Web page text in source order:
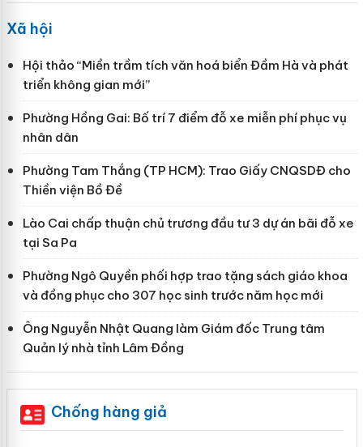
Xã hội
Hội thảo “Miền trầm tích văn hoá biển Đầm Hà và phát
triển không gian mới”
Phường Hồng Gai: Bố trí 7 điểm đỗ xe miễn phí phục vụ
nhân dân
Phường Tam Thắng (TP HCM): Trao Giấy CNQSDĐ cho
Thiền viện Bồ Đề
Lào Cai chấp thuận chủ trương đầu tư 3 dự án bãi đỗ xe
tại Sa Pa
Phường Ngô Quyền phối hợp trao tặng sách giáo khoa
và đồng phục cho 307 học sinh trước năm học mới
Ông Nguyễn Nhật Quang làm Giám đốc Trung tâm
Quản lý nhà tỉnh Lâm Đồng
Chống hàng giả